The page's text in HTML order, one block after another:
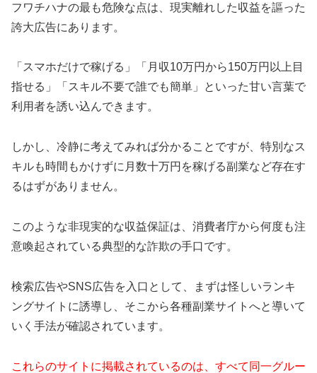
フワチハナの最も危険な点は、現実離れした収益を謳った
誇大広告にあります。
「スマホだけで稼げる」「月収10万円から150万円以上目
指せる」「スキル不要で誰でも簡単」といった甘い言葉で
利用者を誘い込んできます。
しかし、冷静に考えてみれば分かることですが、特別なス
キルも時間もかけずに月数十万円を稼げる副業など存在す
るはずがありません。
このような非現実的な収益保証は、消費者庁から何度も注
意喚起されている典型的な詐欺の手口です。
検索広告やSNS広告を入口として、まずは怪しいランキ
ングサイトに誘導し、そこから各種副業サイトへと導いて
いく手法が確認されています。
これらのサイトに掲載されているのは、すべて同一グルー